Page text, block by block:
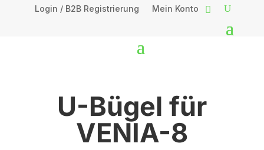
Login / B2B Registrierung Mein Konto
U-Bügel für
VENIA-8